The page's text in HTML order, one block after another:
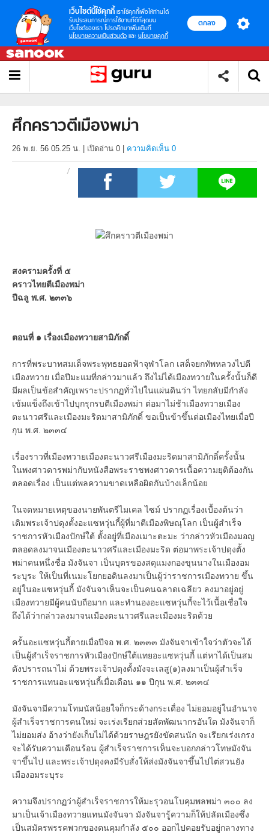
เว็บไซต์นี้ใช้คุกกี้ เราใช้คุกกี้เพื่อให้ท่านได้
รับประสบการณ์การใช้งานที่ดีที่สุดบน
เว็บไซต์ของเรา โปรดศึกษาเพิ่มเติมที่
นโยบายความเป็นส่วนตัว และ นโยบายคุกกี้
ตกลง
ศึกคราวตีเมืองพม่า
26 พ.ย. 56 05.25 น. เปิดอ่าน 0 ความคิดเห็น 0
สงครามครั้งที่ ๕
คราวไทยตีเมืองพม่า
ปีฉลู พ.ศ. ๒๓๓๖
ตอนที่ ๑ เรื่องเมืองทวายสามิภักดิ์
การที่พระบาทสมเด็จพระพุทธยอดฟ้าจุฬาโลก เสด็จยกทัพหลวงไปตี
เมืองทวาย เมื่อปีมะแมที่กล่าวมาแล้ว ถึงไม่ได้เมืองทวายในครั้งนั้นก็ดี
มีผลเป็นข้อสำคัญเพราะปรากฏทั่วไปในแผ่นดินว่า ไทยกลับมีกำลัง
เข้มแข็งถึงเข้าไปบุกรุกรบตีเมืองพม่า ต่อมาไม่ช้าเมืองทวายเมือง
ตะนาวศรีและเมืองมะริดมาสามิภักดิ์ ขอเป็นข้าขึ้นต่อเมืองไทยเมื่อปี
กุน พ.ศ. ๒๓๓๔
เรื่องราวที่เมืองทวายเมืองตะนาวศรีเมืองมะริดมาสามิภักดิ์ครั้งนั้น
ในพงศาวดารพม่ากับหนังสือพระราชพงศาวดารเนื้อความยุติต้องกัน
ตลอดเรื่อง เป็นแต่พลความขาดเหลือผิดกันบ้างเล็กน้อย
ในจดหมายเหตุของนายพันตรีไมเคล ไซม์ ปรากฏเรื่องเบื้องต้นว่า
เดิมพระเจ้าปดุงตั้งอะแซหวุ่นกี้ผู้ที่มาตีเมืองพิษณุโลก เป็นผู้สำเร็จ
ราชการหัวเมืองปักษ์ใต้ ตั้งอยู่ที่เมืองเมาะตะมะ ว่ากล่าวหัวเมืองมอญ
ตลอดลงมาจนเมืองตะนาวศรีและเมืองมะริด ต่อมาพระเจ้าปดุงตั้ง
พม่าคนหนึ่งชื่อ มังจันจา เป็นบุตรของสดุแมงกองขุนนางในเมืองอม
ระบุระ ให้เป็นที่เนมะโยกยอดินลงมาเป็นผู้ว่าราชการเมืองทวาย ขึ้น
อยู่ในอะแซหวุ่นกี้ มังจันจาเห็นจะเป็นคนฉลาดเฉลียว ลงมาอยู่อยู่
เมืองทวายมีผู้คนนับถือมาก และทำนองอะแซหวุ่นกี้จะไว้เนื้อเชื่อใจ
ถึงได้ว่ากล่าวลงมาจนเมืองตะนาวศรีและเมืองมะริดด้วย
ครั้นอะแซหวุ่นกี้ตายเมื่อปีจอ พ.ศ. ๒๓๓๓ มังจันจาเข้าใจว่าตัวจะได้
เป็นผู้สำเร็จราชการหัวเมืองปักษ์ใต้แทยอะแซหวุ่นกี้ แต่หาได้เป็นสม
ดังปรารถนาไม่ ด้วยพระเจ้าปดุงตั้งมังจะเลสู(๑)ลงมาเป็นผู้สำเร็จ
ราชการแทนอะแซหวุ่นกี้เมื่อเดือน ๑๑ ปีกุน พ.ศ. ๒๓๓๔
มังจันจามีความโทมนัสน้อยใจก็กระด้างกระเดื่อง ไม่ยอมอยู่ในอำนาจ
ผู้สำเร็จราชการคนใหม่ จะเร่งเรียกส่วยสัดพัฒนากรอันใด มังจันจาก็
ไม่ยอมส่ง อ้างว่ายังเก็บไม่ได้ด้วยราษฎรยังขัดสนนัก จะเรียกเร่งเกรง
จะได้รับความเดือนร้อน ผู้สำเร็จราชการเห็นจะบอกกล่าวโทษมังจัน
จาขึ้นไป และพระเจ้าปดุงคงมีรับสั่งให้ส่งมังจันจาขึ้นไปไต่สวนยัง
เมืองอมระบุระ
ความจึงปรากฏว่าผู้สำเร็จราชการให้มะรุวอนโบคุมพลพม่า ๓๐๐ ลง
มาเป็นเจ้าเมืองทวายแทนมังจันจา มังจันจารู้ความก็ให้ปลัดเมืองซึ่ง
เป็นสมัครพรรคพวกของตนคุมกำลัง ๕๐๐ ออกไปคอยรับอยู่กลางทาง